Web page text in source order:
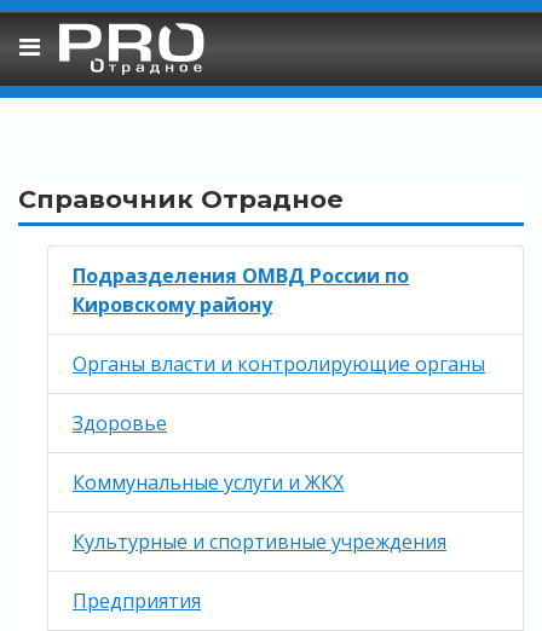
Skip
Справочник Отрадное
Подразделения ОМВД России по
Кировскому району
Органы власти и контролирующие органы
Здоровье
Коммунальные услуги и ЖКХ
Культурные и спортивные учреждения
Предприятия